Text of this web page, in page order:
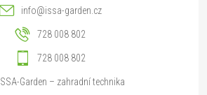
info@issa-garden.cz
728 008 802
728 008 802
ISSA-Garden – zahradní technika